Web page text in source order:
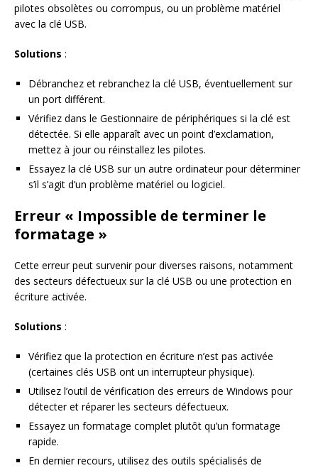
pilotes obsolètes ou corrompus, ou un problème matériel
avec la clé USB.
Solutions :
Débranchez et rebranchez la clé USB, éventuellement sur
un port différent.
Vérifiez dans le Gestionnaire de périphériques si la clé est
détectée. Si elle apparaît avec un point d’exclamation,
mettez à jour ou réinstallez les pilotes.
Essayez la clé USB sur un autre ordinateur pour déterminer
s’il s’agit d’un problème matériel ou logiciel.
Erreur « Impossible de terminer le
formatage »
Cette erreur peut survenir pour diverses raisons, notamment
des secteurs défectueux sur la clé USB ou une protection en
écriture activée.
Solutions :
Vérifiez que la protection en écriture n’est pas activée
(certaines clés USB ont un interrupteur physique).
Utilisez l’outil de vérification des erreurs de Windows pour
détecter et réparer les secteurs défectueux.
Essayez un formatage complet plutôt qu’un formatage
rapide.
En dernier recours, utilisez des outils spécialisés de